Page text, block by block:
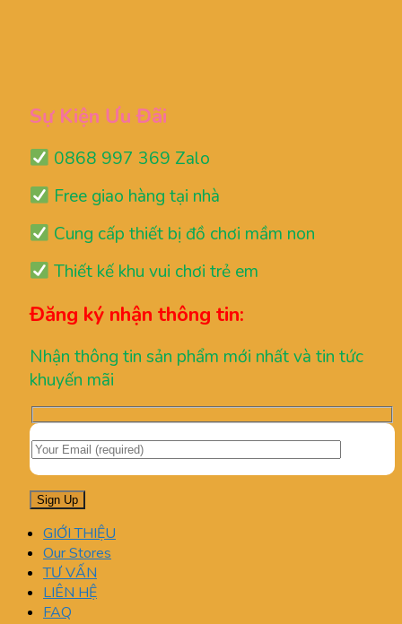
Sự Kiện Ưu Đãi
0868 997 369 Zalo
Free giao hàng tại nhà
Cung cấp thiết bị đồ chơi mầm non
Thiết kế khu vui chơi trẻ em
Đăng ký nhận thông tin:
Nhận thông tin sản phẩm mới nhất và tin tức
khuyến mãi
GIỚI THIỆU
Our Stores
TƯ VẤN
LIÊN HỆ
FAQ